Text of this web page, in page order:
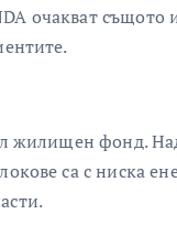
очакват
жилищен фонд.
са с ниска